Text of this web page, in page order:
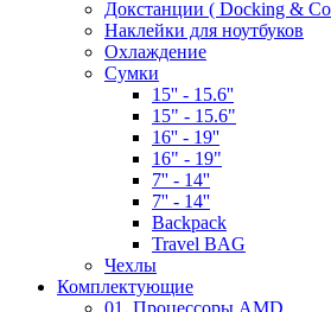
Докстанции ( Docking &
Наклейки для ноутбуков
Охлаждение
Сумки
15'' - 15.6''
15" - 15.6"
16'' - 19''
16" - 19"
7'' - 14''
7'' - 14''
Backpack
Travel BAG
Чехлы
Комплектующие
01. Процессоры AMD